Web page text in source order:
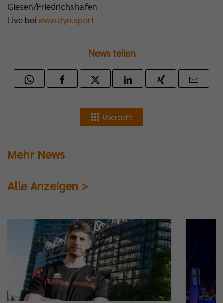
Giesen/Friedrichshafen
Live bei www.dyn.sport
News teilen
Übersicht
Mehr News
Alle Anzeigen >